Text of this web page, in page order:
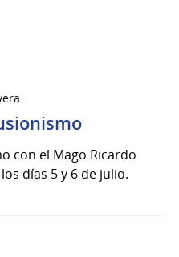
con el Mago Ricardo
días 5 y 6 de julio.